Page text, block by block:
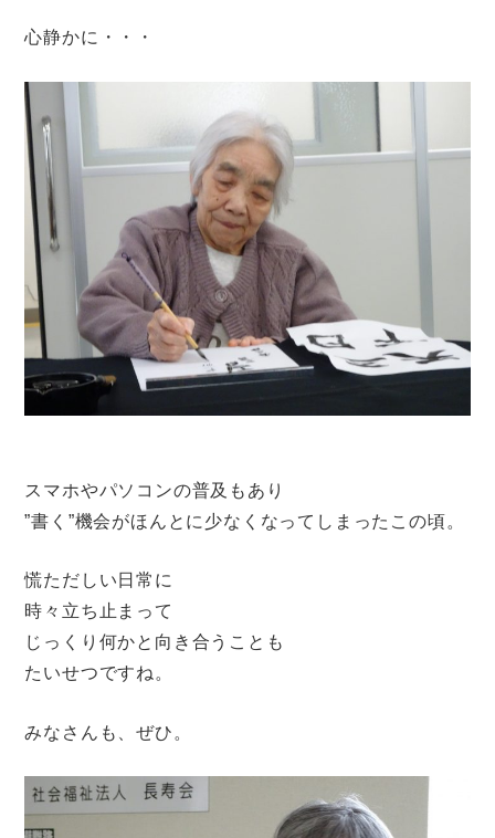
心静かに・・・
スマホやパソコンの普及もあり
”書く”機会がほんとに少なくなってしまったこの頃。
慌ただしい日常に
時々立ち止まって
じっくり何かと向き合うことも
たいせつですね。
みなさんも、ぜひ。